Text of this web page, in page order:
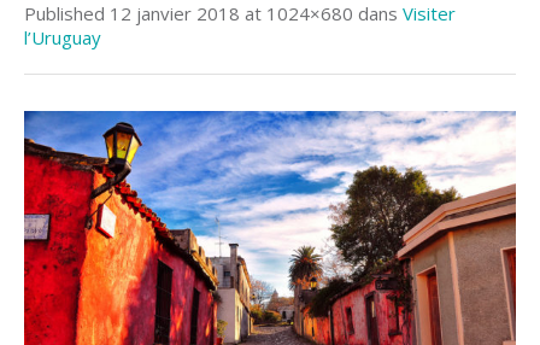
Published 12 janvier 2018 at 1024×680 dans Visiter
l’Uruguay